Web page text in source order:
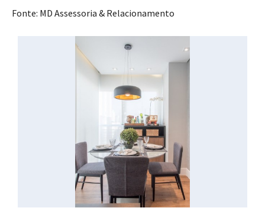
Fonte: MD Assessoria & Relacionamento